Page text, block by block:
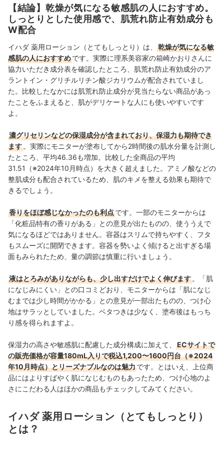
1500点以上のコスメを比較検証。開発現場で培った知識
をもとに、成分や処方の背景をふまえながら、専門的な
内容もユーザーにわかりやすく伝えることを大切にしな
【結論】乾燥が気になる敏感肌の人におすすめ。
しっとりとした使用感で、肌荒れ防止有効成分も
W配合
イハダ 薬用ローション（とてもしっとり）は、
乾燥が気になる敏
感肌の人におすすめです。実際に理系美容家の箱崎かおりさんに
協力いただき成分表を確認したところ、 肌荒れ防止有効成分のア
ラントイン ・グリチルリチン酸ジカリウムが配合されていまし
た。比較したなかには肌荒れ防止成分が見当たらない商品があっ
たことをふまえると、肌がデリケートな人にも使いやすいです
よ。
濃グリセリンなどの保湿成分が含まれており、保湿力も期待でき
ます 。実際にモニターが塗布してから2時間後の肌水分量を計測し
たところ、平均46.36も増加。比較した全商品の平均
31.51（※2024年10月時点）を大きく超えました。アミノ酸などの
整肌成分も配合されているため、肌のキメを整える効果も期待で
きるでしょう。
香りをほぼ感じなかったのも利点です。一部のモニターからは
「化粧品特有の香りがある」との意見が出たものの、使ううえで
気になるほどではありません。容器はスリムで持ちやすく、フタ
もスムーズに開閉できます。容器を勢いよく傾けると出すぎる場
面もみられたため、量の調節は慎重に行いましょう。
液はとろみがありながらも、少し出すだけでよく伸びます 。「肌
になじみにくい」との口コミどおり、モニターからは「肌になじ
むまでは少し時間がかかる」との意見が一部出たものの、つけ心
地はサラッとしていました。ベタつきは少なく、塗布後はもっち
り感を得られますよ。
保湿力の高さや敏感肌に配慮した成分構成に加えて、
ECサイトで
の販売価格が容量180mL入りで税込1,200〜1600円台（※2024
年10月時点）とリーズナブルなのは魅力です。とはいえ、上位商
品にはよりすばやく肌になじむものもあったため、つけ心地のよ
さにこだわる人はほかの商品もチェックしてみてください。
イハダ 薬用ローション（とてもしっとり）
とは？